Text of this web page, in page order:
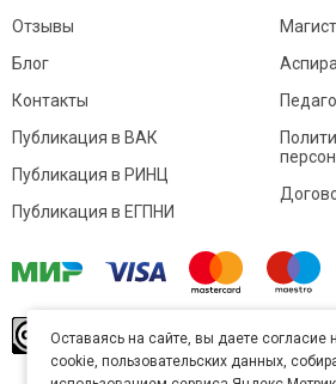
Отзывы
Блог
Контакты
Публикация в ВАК
Публикация в РИНЦ
Публикация в ЕГПНИ
произведение
Commons «Attribution»
Оставаясь на сайте, вы даете согласие
cookie, пользовательских данных,